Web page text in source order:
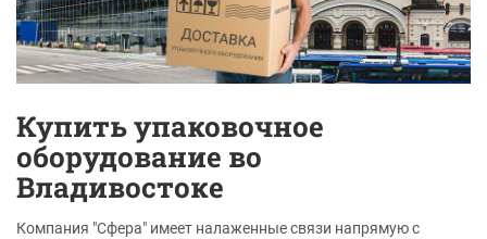
Купить упаковочное
оборудование во
Владивостоке
Компания "Сфера" имеет налаженные связи напрямую с